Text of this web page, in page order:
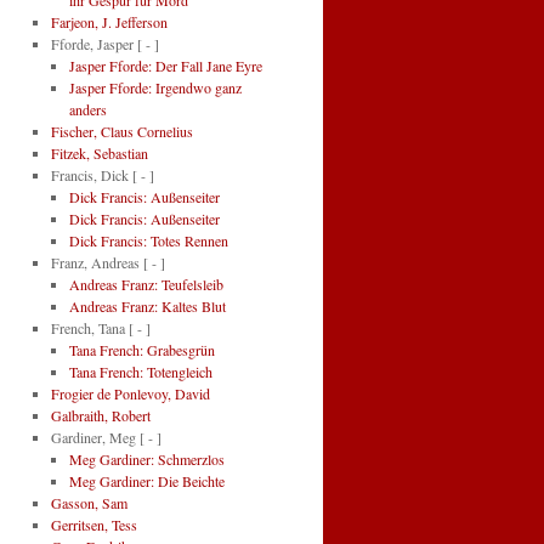
Farjeon, J. Jefferson
Fforde, Jasper [ - ]
Jasper Fforde: Der Fall Jane Eyre
Jasper Fforde: Irgendwo ganz
anders
Fischer, Claus Cornelius
Fitzek, Sebastian
Francis, Dick [ - ]
Dick Francis: Außenseiter
Dick Francis: Außenseiter
Dick Francis: Totes Rennen
Franz, Andreas [ - ]
Andreas Franz: Teufelsleib
Andreas Franz: Kaltes Blut
French, Tana [ - ]
Tana French: Grabesgrün
Tana French: Totengleich
Frogier de Ponlevoy, David
Galbraith, Robert
Gardiner, Meg [ - ]
Meg Gardiner: Schmerzlos
Meg Gardiner: Die Beichte
Gasson, Sam
Gerritsen, Tess